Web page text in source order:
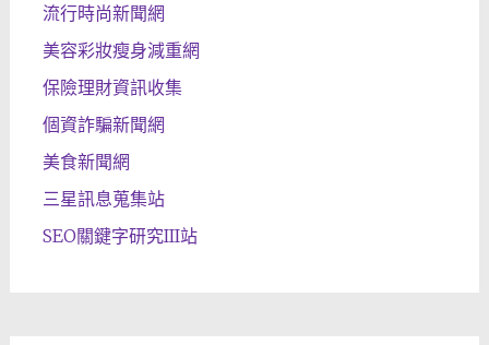
流行時尚新聞網
美容彩妝瘦身減重網
保險理財資訊收集
個資詐騙新聞網
美食新聞網
三星訊息蒐集站
SEO關鍵字研究III站